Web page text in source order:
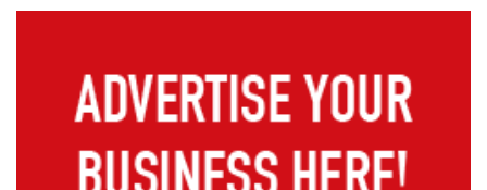
শতকোটি টাকার দুর্নীতির অভিযোগে অভিযুক্ত
পুলিশ কর্মকর্তা সাভার থানার ওসি পদে
দলের গণমিছিল ও আলোচনা সভা